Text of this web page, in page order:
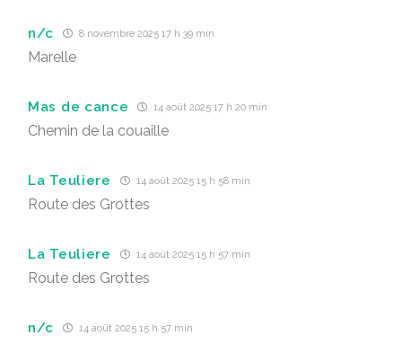
n/c 8 novembre 2025 17 h 39 min
Marelle
Mas de cance 14 août 2025 17 h 20 min
Chemin de la couaille
La Teuliere 14 août 2025 15 h 58 min
Route des Grottes
La Teuliere 14 août 2025 15 h 57 min
Route des Grottes
n/c 14 août 2025 15 h 57 min